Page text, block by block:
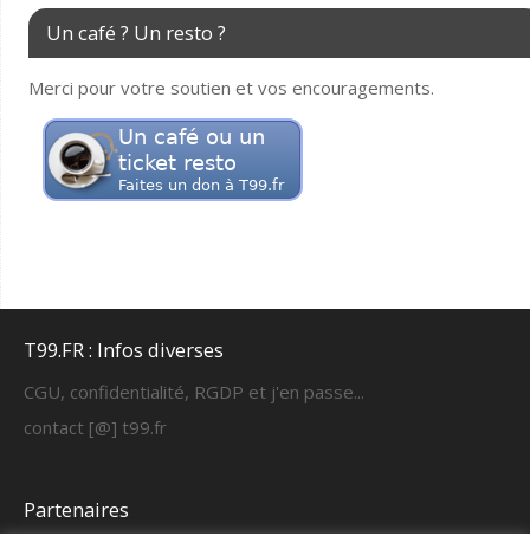
Un café ? Un resto ?
Merci pour votre soutien et vos encouragements.
T99.FR : Infos diverses
CGU, confidentialité, RGDP et j'en passe...
contact [@] t99.fr
Partenaires